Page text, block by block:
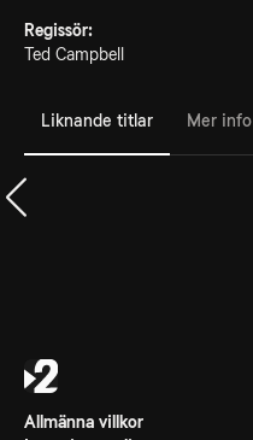
Regissör:
Ted Campbell
Liknande titlar Mer info
Allmänna villkor